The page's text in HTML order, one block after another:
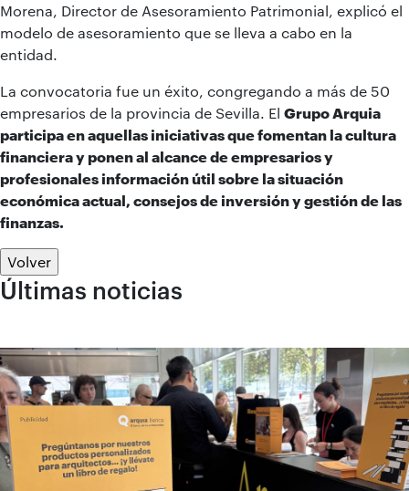
Morena, Director de Asesoramiento Patrimonial, explicó el
modelo de asesoramiento que se lleva a cabo en la
entidad.
La convocatoria fue un éxito, congregando a más de 50
empresarios de la provincia de Sevilla. El Grupo Arquia
participa en aquellas iniciativas que fomentan la cultura
financiera y ponen al alcance de empresarios y
profesionales información útil sobre la situación
económica actual, consejos de inversión y gestión de las
finanzas.
Volver
Últimas noticias